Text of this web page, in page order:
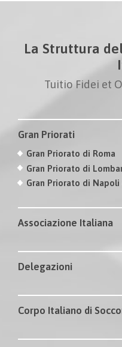
La Struttura
Tuitio Fidei et
Gran Priorati
Gran Priorato di Roma
Gran Priorato di
Gran Priorato di Napoli
Associazione Italiana
Delegazioni
Corpo Italiano di